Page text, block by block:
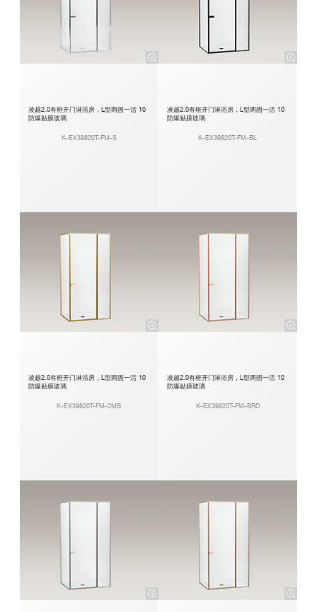
凌越2.0有框开门淋浴房，L型两固一活 10
防爆贴膜玻璃
K-EX39820T-FM-S
凌越2.0有框开门淋浴房，L型两固一活 10
防爆贴膜玻璃
K-EX39820T-FM-BL
凌越2.0有框开门淋浴房，L型两固一活 10
防爆贴膜玻璃
K-EX39820T-FM-2MB
凌越2.0有框开门淋浴房，L型两固一活 10
防爆贴膜玻璃
K-EX39820T-FM-BRD